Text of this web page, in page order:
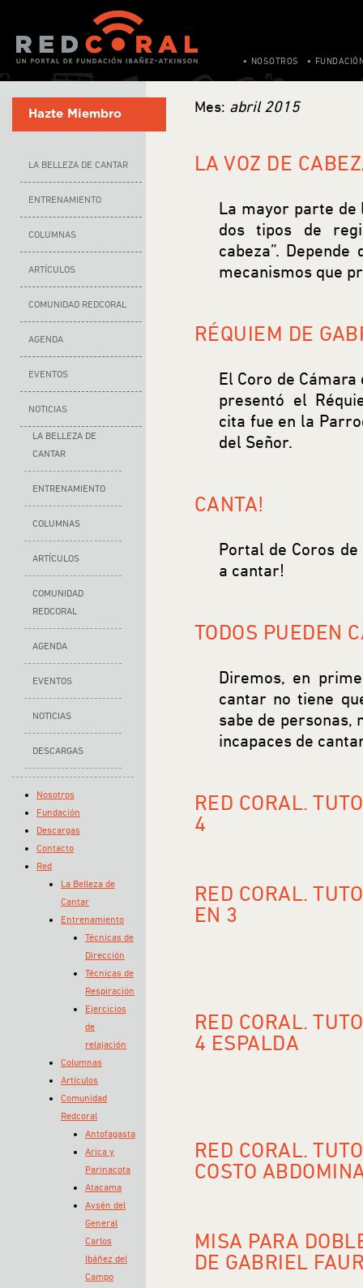
NOSOTROS
Hazte Miembro
LA BELLEZA DE CANTAR
ENTRENAMIENTO
COLUMNAS
ARTÍCULOS
COMUNIDAD REDCORAL
AGENDA
EVENTOS
NOTICIAS
LA BELLEZA DE
CANTAR
ENTRENAMIENTO
COLUMNAS
ARTÍCULOS
COMUNIDAD
REDCORAL
AGENDA
EVENTOS
NOTICIAS
DESCARGAS
Nosotros
Fundación
Descargas
Contacto
Red
La Belleza de
Cantar
Entrenamiento
Técnicas de
Dirección
Técnicas de
Respiración
Ejercicios
de
relajación
Columnas
Artículos
Comunidad
Redcoral
Antofagasta
Arica y
Parinacota
Atacama
Aysén del
General
Carlos
Ibáñez del
Campo
Mes: abril 2015
LA VOZ DE
La mayor parte de
dos tipos de
cabeza”.
mecanismos que
RÉQUIEM DE
El Coro de
presentó el
cita fue en la
del Señor.
CANTA!
Portal de Coros
a cantar!
TODOS PUEDEN
Diremos, en
cantar no tiene
sabe de personas,
incapaces de
RED CORAL.
4
RED CORAL.
EN 3
RED CORAL.
4 ESPALDA
RED CORAL.
COSTO
MISA PARA
DE GABRIEL